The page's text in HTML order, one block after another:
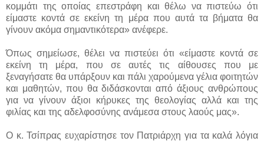
κομμάτι της οποίας επεστράφη και θέλω να πιστεύω ότι
είμαστε κοντά σε εκείνη τη μέρα που αυτά τα βήματα θα
γίνουν ακόμα σημαντικότερα» ανέφερε.
Όπως σημείωσε, θέλει να πιστεύει ότι «είμαστε κοντά σε
εκείνη τη μέρα, που σε αυτές τις αίθουσες που με
ξεναγήσατε θα υπάρξουν και πάλι χαρούμενα γέλια φοιτητών
και μαθητών, που θα διδάσκονται από άξιους ανθρώπους
για να γίνουν άξιοι κήρυκες της θεολογίας αλλά και της
φιλίας και της αδελφοσύνης ανάμεσα στους λαούς μας».
Ο κ. Τσίπρας ευχαρίστησε τον Πατριάρχη για τα καλά λόγια